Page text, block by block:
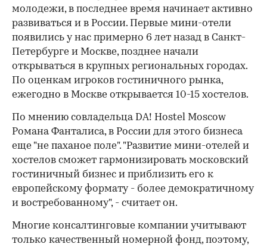
молодежи, в последнее время начинает активно
развиваться и в России. Первые мини-отели
появились у нас примерно 6 лет назад в Санкт-
Петербурге и Москве, позднее начали
открываться в крупных региональных городах.
По оценкам игроков гостиничного рынка,
ежегодно в Москве открывается 10-15 хостелов.
По мнению совладельца DA! Hostel Moscow
Романа Фанталиса, в России для этого бизнеса
еще "не паханое поле". "Развитие мини-отелей и
хостелов сможет гармонизировать московский
гостиничный бизнес и приблизить его к
европейскому формату - более демократичному
и востребованному", - считает он.
Многие консалтинговые компании учитывают
только качественный номерной фонд, поэтому,